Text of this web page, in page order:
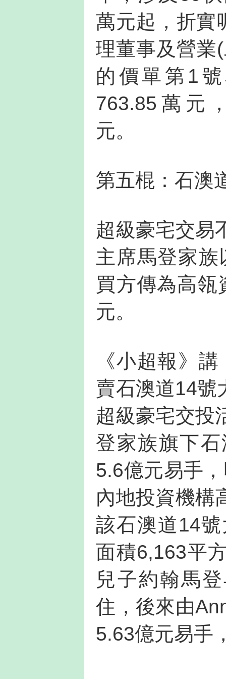
萬元起，折實
理董事及營業
的價單第1
763.85萬元
元。
第五棍：石澳
超級豪宅交易
主席馬登家
買方傳為高瓴
元。
《小超報》
賣石澳道14號
超級豪宅交投
登家族旗下
5.6億元易手
內地投資機構
該石澳道14
面積6,163平
兒子約翰馬
住，後來由
5.63億元易手